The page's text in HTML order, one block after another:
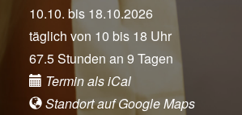
10.10. bis 18.10.2026
täglich von 10 bis 18 Uhr
67.5 Stunden an 9 Tagen
Termin als iCal
Standort auf Google Maps